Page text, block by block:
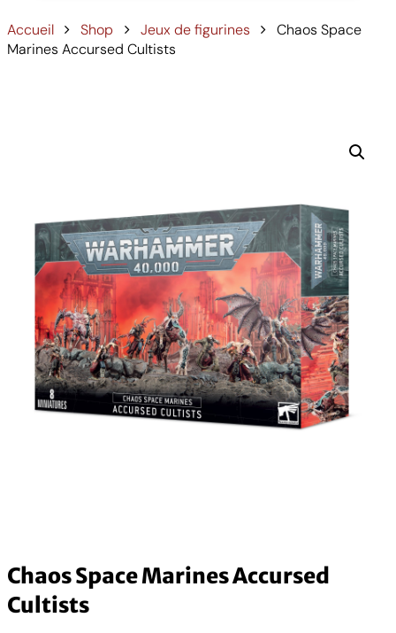
Accueil Shop Jeux de figurines
Chaos Space
Marines Accursed Cultists
Chaos Space Marines Accursed
Cultists